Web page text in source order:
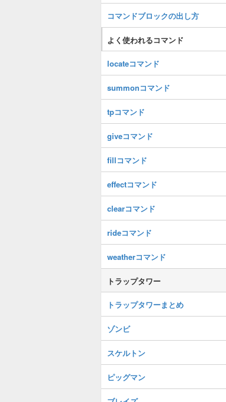
コマンドブロックの出し方
よく使われるコマンド
locateコマンド
summonコマンド
tpコマンド
giveコマンド
fillコマンド
effectコマンド
clearコマンド
rideコマンド
weatherコマンド
トラップタワー
トラップタワーまとめ
ゾンビ
スケルトン
ピッグマン